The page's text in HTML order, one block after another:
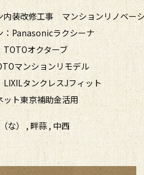
内装改修工事 マンションリノベー
Panasonicラクシーナ
オクターブ
マンションリモデル
タンクレスJフィット
ト東京補助金活用
な） , 畔蒜 , 中西